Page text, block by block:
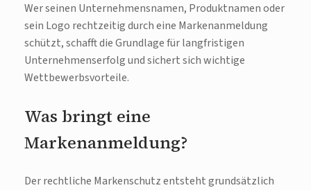
Wer seinen Unternehmensnamen, Produktnamen oder
sein Logo rechtzeitig durch eine Markenanmeldung
schützt, schafft die Grundlage für langfristigen
Unternehmenserfolg und sichert sich wichtige
Wettbewerbsvorteile.
Was bringt eine
Markenanmeldung?
Der rechtliche Markenschutz entsteht grundsätzlich